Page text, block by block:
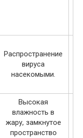
Распространение
вируса
насекомыми.
Высокая
влажность в
жару, замкнутое
пространство